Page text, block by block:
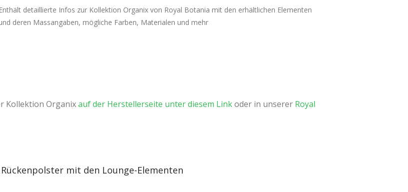
detaillierte Infos zur Kollektion Organix von Royal Botania mit den erhältlichen Elementen
deren Massangaben, mögliche Farben, Materialen und mehr
Kollektion Organixauf der Herstellerseite unter diesem Linkoder in unserer Royal
mit den Lounge-Elementen